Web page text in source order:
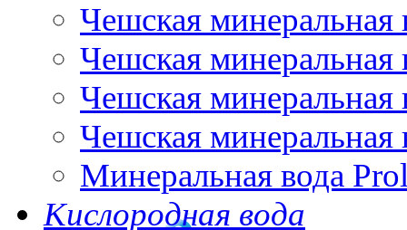
Чешская минеральная
Чешская минеральная
Чешская минеральная
Чешская минеральная
Минеральная вода
Кислородная вода